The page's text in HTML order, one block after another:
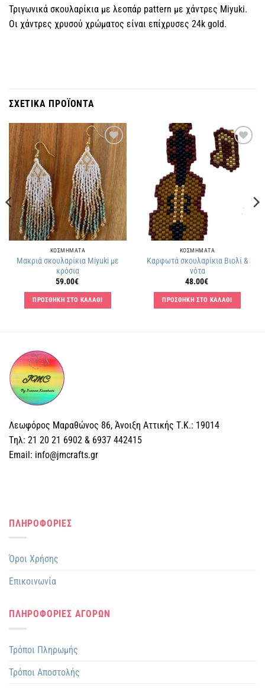
Τριγωνικά σκουλαρίκια με λεοπάρ pattern με χάντρες Miyuki.
Οι χάντρες χρυσού χρώματος είναι επίχρυσες 24k gold.
ΣΧΕΤΙΚΑ ΠΡΟΪΟΝΤΑ
Πρόσθήκη
λίστα
επιθυμιών
ΚΟΣΜΗΜΑΤΑ
Μακριά σκουλαρίκια Miyuki με
κρόσια
59.00€
ΠΡΟΣΘΗΚΗ ΣΤΟ ΚΑΛΑΘΙ
Πρόσθήκη
στην
λίστα
ΚΟΣΜΗΜΑΤΑ
Καρφωτά σκουλαρίκια Βιολί &
νότα
48.00€
ΠΡΟΣΘΗΚΗ ΣΤΟ ΚΑΛΑΘΙ
Λεωφόρος Μαραθώνος 86, Άνοιξη Αττικής Τ.Κ.: 19014
Tηλ: 21 20 21 6902 & 6937 442415
Email: info@jmcrafts.gr
ΠΛΗΡΟΦΟΡΙΕΣ
Όροι Χρήσης
Επικοινωνία
ΠΛΗΡΟΦΟΡΙΕΣ ΑΓΟΡΩΝ
Τρόποι Πληρωμής
Τρόποι Αποστολής